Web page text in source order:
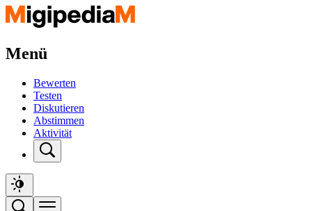
Menü
Bewerten
Testen
Diskutieren
Abstimmen
Aktivität